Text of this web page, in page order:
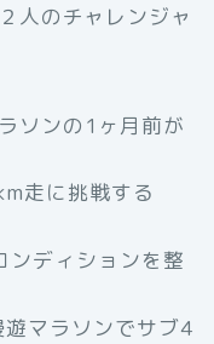
人のチャレンジャ
ソンの1ヶ月前が
走に挑戦する
ンディションを整
マラソンでサブ4